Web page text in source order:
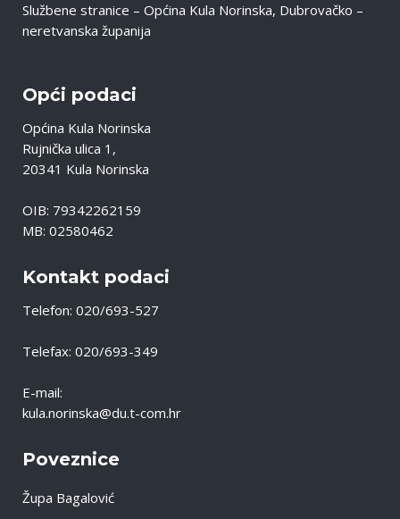
Službene stranice – Općina Kula Norinska, Dubrovačko –
neretvanska županija
Opći podaci
Općina Kula Norinska
Rujnička ulica 1,
20341 Kula Norinska
OIB: 79342262159
MB: 02580462
Kontakt podaci
Telefon: 020/693-527
Telefax: 020/693-349
E-mail:
kula.norinska@du.t-com.hr
Poveznice
Župa Bagalović